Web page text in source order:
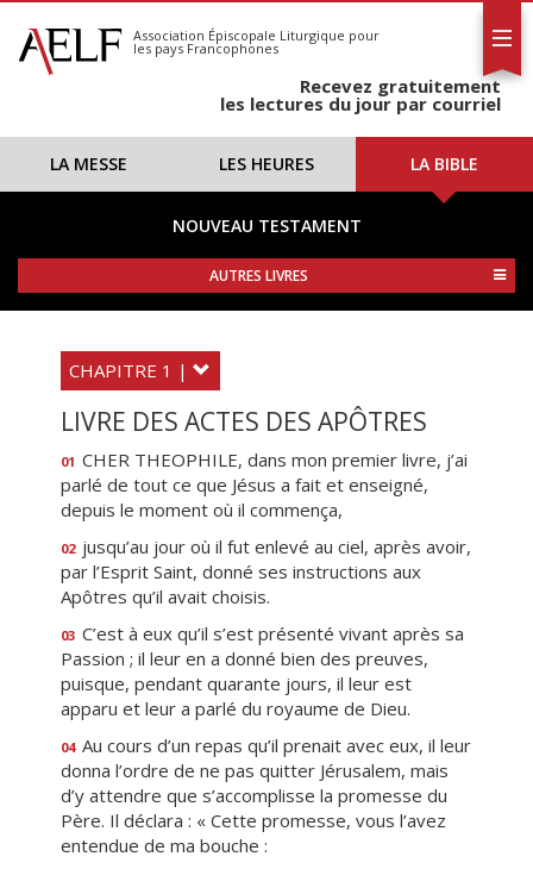
S'abonner
Calendrier
Association Épiscopale Liturgique pour
les pays Francophones
Recevez gratuitement
les lectures du jour par courriel
LA MESSE LES HEURES LA BIBLE
NOUVEAU TESTAMENT
AUTRES LIVRES
CHAPITRE 1 |
LIVRE DES ACTES DES APÔTRES
01 CHER THEOPHILE, dans mon premier livre, j’ai
parlé de tout ce que Jésus a fait et enseigné,
depuis le moment où il commença,
02 jusqu’au jour où il fut enlevé au ciel, après avoir,
par l’Esprit Saint, donné ses instructions aux
Apôtres qu’il avait choisis.
03 C’est à eux qu’il s’est présenté vivant après sa
Passion ; il leur en a donné bien des preuves,
puisque, pendant quarante jours, il leur est
apparu et leur a parlé du royaume de Dieu.
04 Au cours d’un repas qu’il prenait avec eux, il leur
donna l’ordre de ne pas quitter Jérusalem, mais
d’y attendre que s’accomplisse la promesse du
Père. Il déclara : « Cette promesse, vous l’avez
entendue de ma bouche :